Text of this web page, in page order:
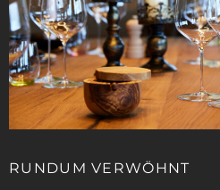
RUNDUM VERWÖHNT